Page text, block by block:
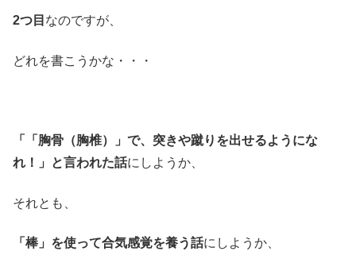
2つ目 なのですが、
どれを書こうかな・・・
「「胸骨（胸椎）」で、突きや蹴りを出せるようにな
れ！」と言われた話にしようか、
それとも、
「棒」を使って合気感覚を養う話にしようか、